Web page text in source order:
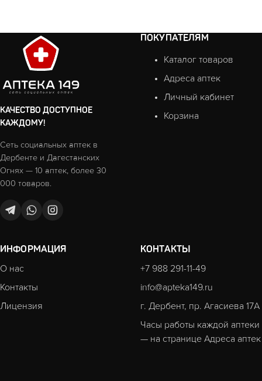
КАЧЕСТВО ДОСТУПНОЕ
КАЖДОМУ!
Сеть социальных аптек в
Дербенте и Дагестанских
Огнях — 10 аптек, более 30
000 товаров.
ПОКУПАТЕЛЯМ
Каталог товаров
Адреса аптек
Личный кабинет
Корзина
ИНФОРМАЦИЯ
О нас
Контакты
Лицензия
КОНТАКТЫ
+7 988 291-11-49
info@apteka149.ru
г. Дербент, пр. Агасиева 17А
Часы работы каждой аптеки
— на странице Адреса аптек